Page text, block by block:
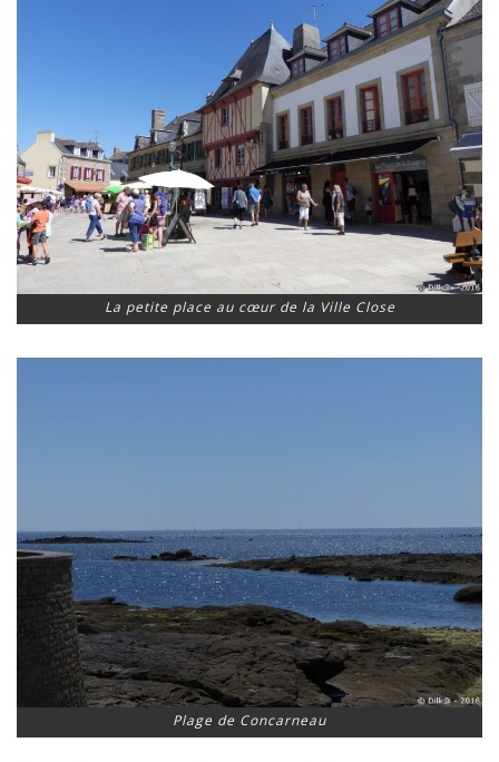
La petite place au cœur de la Ville Close
Plage de Concarneau